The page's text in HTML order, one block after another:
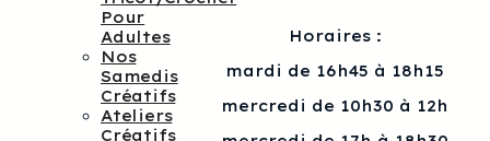
Pour
Adultes
Nos
Samedis
Créatifs
Ateliers
Créatifs
Horaires :
mardi de 16h45 à 18h15
mercredi de 10h30 à 12h